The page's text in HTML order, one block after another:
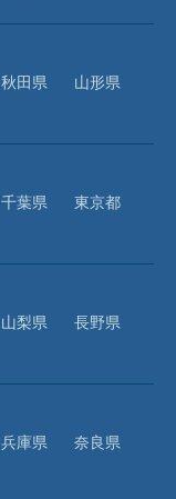
秋田県
山形県
千葉県
東京都
山梨県
長野県
兵庫県
奈良県